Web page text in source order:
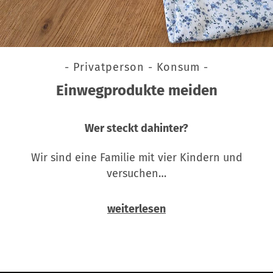
- Privatperson - Konsum -
Einwegprodukte meiden
Wer steckt dahinter?
Wir sind eine Familie mit vier Kindern und
versuchen…
weiterlesen